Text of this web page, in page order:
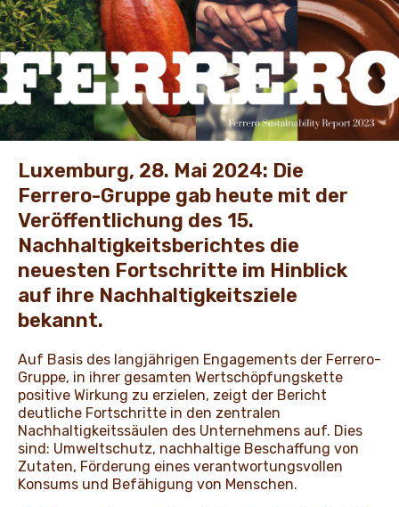
NEWS UND STORIES
Luxemburg, 28. Mai 2024: Die
Ferrero-Gruppe gab heute mit der
Veröffentlichung des 15.
Nachhaltigkeitsberichtes die
neuesten Fortschritte im Hinblick
auf ihre Nachhaltigkeitsziele
bekannt.
Auf Basis des langjährigen Engagements der Ferrero-
Gruppe, in ihrer gesamten Wertschöpfungskette
positive Wirkung zu erzielen, zeigt der Bericht
deutliche Fortschritte in den zentralen
Nachhaltigkeitssäulen des Unternehmens auf. Dies
sind: Umweltschutz, nachhaltige Beschaffung von
Zutaten, Förderung eines verantwortungsvollen
Konsums und Befähigung von Menschen.